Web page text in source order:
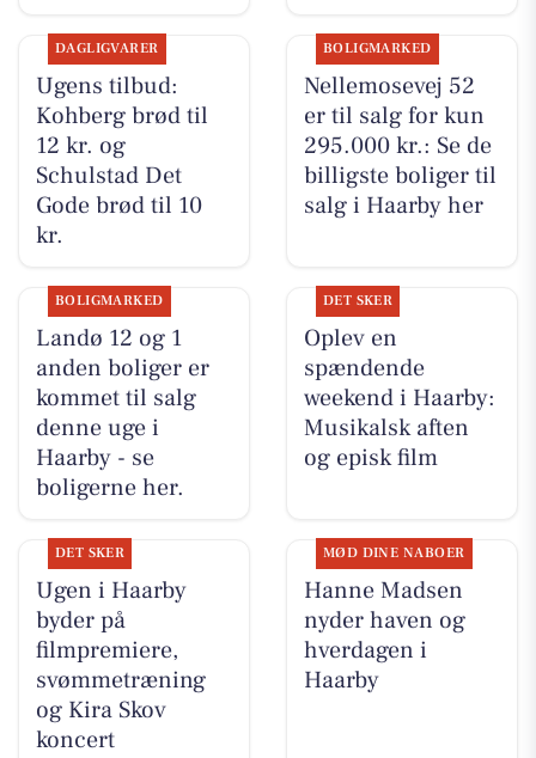
DAGLIGVARER
Ugens tilbud:
Kohberg brød til
12 kr. og
Schulstad Det
Gode brød til 10
kr.
BOLIGMARKED
Nellemosevej 52
er til salg for kun
295.000 kr.: Se de
billigste boliger til
salg i Haarby her
BOLIGMARKED
Landø 12 og 1
anden boliger er
kommet til salg
denne uge i
Haarby - se
boligerne her.
DET SKER
Oplev en
spændende
weekend i Haarby:
Musikalsk aften
og episk film
DET SKER
Ugen i Haarby
byder på
filmpremiere,
svømmetræning
og Kira Skov
koncert
MØD DINE NABOER
Hanne Madsen
nyder haven og
hverdagen i
Haarby